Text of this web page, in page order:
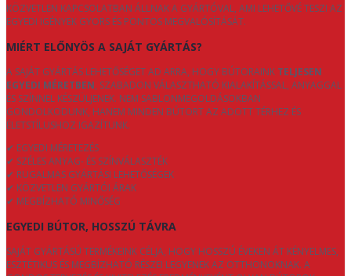
KÖZVETLEN KAPCSOLATBAN ÁLLNAK A GYÁRTÓVAL, AMI LEHETŐVÉ TESZI AZ
EGYEDI IGÉNYEK GYORS ÉS PONTOS MEGVALÓSÍTÁSÁT.
MIÉRT ELŐNYÖS A SAJÁT GYÁRTÁS?
A SAJÁT GYÁRTÁS LEHETŐSÉGET AD ARRA, HOGY BÚTORAINK TELJESEN
EGYEDI MÉRETBEN, SZABADON VÁLASZTHATÓ KIALAKÍTÁSSAL, ANYAGGAL
ÉS SZÍNNEL KÉSZÜLJENEK. NEM SABLONMEGOLDÁSOKBAN
GONDOLKODUNK, HANEM MINDEN BÚTORT AZ ADOTT TÉRHEZ ÉS
ÉLETSTÍLUSHOZ IGAZÍTUNK.
✔ EGYEDI MÉRETEZÉS
✔ SZÉLES ANYAG- ÉS SZÍNVÁLASZTÉK
✔ RUGALMAS GYÁRTÁSI LEHETŐSÉGEK
✔ KÖZVETLEN GYÁRTÓI ÁRAK
✔ MEGBÍZHATÓ MINŐSÉG
EGYEDI BÚTOR, HOSSZÚ TÁVRA
SAJÁT GYÁRTÁSÚ TERMÉKEINK CÉLJA, HOGY HOSSZÚ ÉVEKEN ÁT KÉNYELMES,
ESZTÉTIKUS ÉS MEGBÍZHATÓ RÉSZEI LEGYENEK AZ OTTHONOKNAK. A